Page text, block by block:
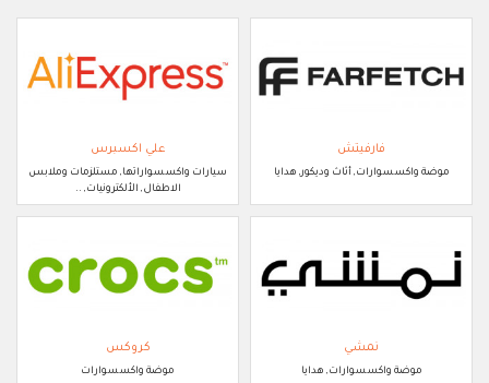
فارفيتش
موضة واكسسوارات, أثاث وديكور, هدايا
علي اكسبرس
سيارات واكسسواراتها, مستلزمات وملابس
الاطفال, الألكترونيات, ..
نمشي
موضة واكسسوارات, هدايا
كروكس
موضة واكسسوارات